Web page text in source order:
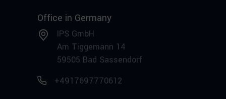
Office in Germany
IPS GmbH
Am Tiggemann 14
59505 Bad Sassendorf
+4917697770612